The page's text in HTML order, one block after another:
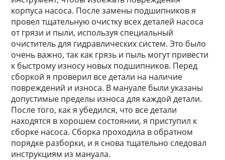
корпуса насоса. После замены подшипников я
провел тщательную очистку всех деталей насоса
от грязи и пыли, используя специальный
очиститель для гидравлических систем. Это было
очень важно, так как грязь и пыль могут привести
к быстрому износу новых подшипников. Перед
сборкой я проверил все детали на наличие
повреждений и износа. В мануале были указаны
допустимые пределы износа для каждой детали.
После того, как я убедился, что все детали
находятся в хорошем состоянии, я приступил к
сборке насоса. Сборка проходила в обратном
порядке разборки, и я снова тщательно следовал
инструкциям из мануала.